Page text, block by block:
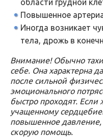
области грудной
Повышенное
Иногда возникает
тела, дрожь в
Внимание! Обычно
себе. Она характерна
после сильной
эмоционального
быстро проходят. Если
учащенному
повышенное давление,
скорую помощь.